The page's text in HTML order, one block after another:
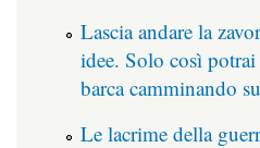
Lascia andare la
idee. Solo così
barca camminando
Le lacrime della